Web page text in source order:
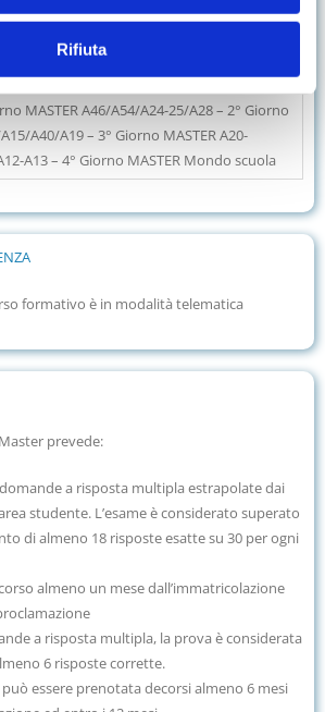
Rifiuta
Corsi validi Miur
MASTER A46/A54/A24-25/A28 – 2° Giorno
A40/A19 – 3° Giorno MASTER A20-
A13 – 4° Giorno MASTER Mondo scuola
formativo è in modalità telematica
prevede:
a risposta multipla estrapolate dai
studente. L’esame è considerato superato
di almeno 18 risposte esatte su 30 per ogni
almeno un mese dall’immatricolazione
a risposta multipla, la prova è considerata
6 risposte corrette.
essere prenotata decorsi almeno 6 mesi